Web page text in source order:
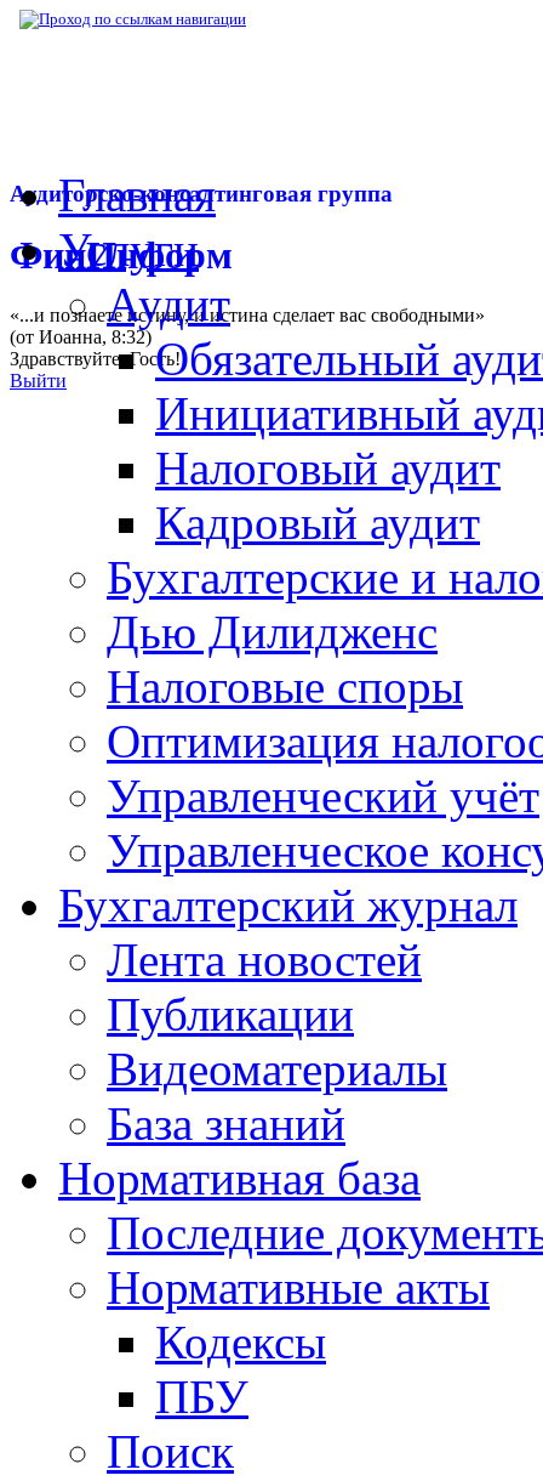
Аудиторско-консалтинговая группа
ФинИнформ
«...и познаете истину, и истина сделает вас свободными»
(от Иоанна, 8:32)
Здравствуйте,Гость!
Выйти
Главная
Услуги
Аудит
Обязательный
Инициативный
Налоговый аудит
Кадровый аудит
Бухгалтерские и
Дью Дилидженс
Налоговые споры
Оптимизация
Управленческий учёт
Управленческое
Бухгалтерский журнал
Лента новостей
Публикации
Видеоматериалы
База знаний
Нормативная база
Последние
Нормативные акты
Кодексы
ПБУ
Поиск